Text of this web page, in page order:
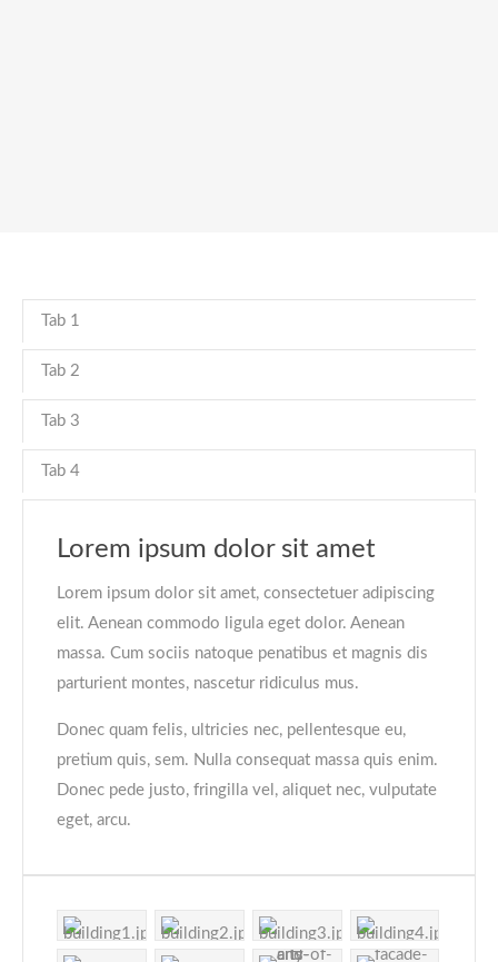
Tab 1
Tab 2
Tab 3
Tab 4
Lorem ipsum dolor sit amet
Lorem ipsum dolor sit amet, consectetuer adipiscing
elit. Aenean commodo ligula eget dolor. Aenean
massa. Cum sociis natoque penatibus et magnis dis
parturient montes, nascetur ridiculus mus.
Donec quam felis, ultricies nec, pellentesque eu,
pretium quis, sem. Nulla consequat massa quis enim.
Donec pede justo, fringilla vel, aliquet nec, vulputate
eget, arcu.